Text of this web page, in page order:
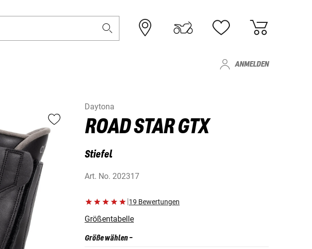
ANMELDEN
Daytona
ROAD STAR GTX
Stiefel
Art. No. 202317
|19 Bewertungen
Größentabelle
Größe wählen-